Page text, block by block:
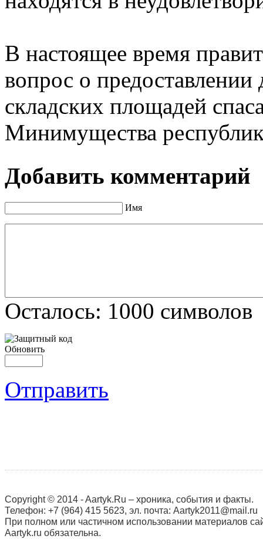
В настоящее время
вопрос о
складских площадей
Минимущества
Добавить комментарий
Имя
Осталось: 1000 символов
Обновить
Отправить
Copyright © 2014 - Aartyk.Ru – хроника, события и факты.
Телефон: +7 (964) 415 5623, эл. почта: Aartyk2011@mail.ru
При полном или частичном использовании материалов
Aartyk.ru oбязательна.